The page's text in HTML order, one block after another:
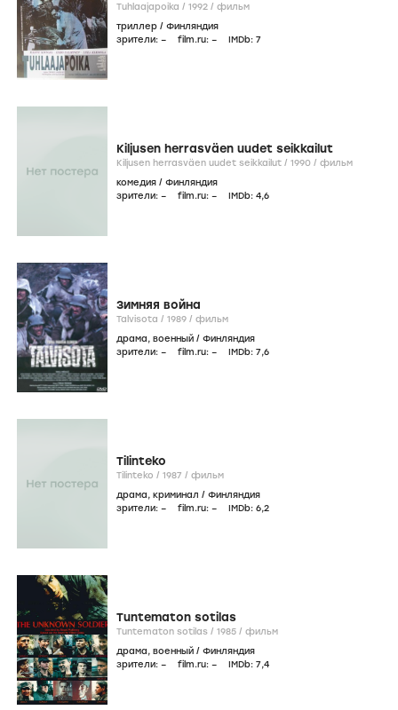
Tuhlaajapoika / 1992 / фильм
триллер / Финляндия
зрители: – film.ru: – IMDb: 7
Kiljusen herrasväen uudet seikkailut
Kiljusen herrasväen uudet seikkailut / 1990 / фильм
комедия / Финляндия
зрители: – film.ru: – IMDb: 4,6
Зимняя война
Talvisota / 1989 / фильм
драма, военный / Финляндия
зрители: – film.ru: – IMDb: 7,6
Tilinteko
Tilinteko / 1987 / фильм
драма, криминал / Финляндия
зрители: – film.ru: – IMDb: 6,2
Tuntematon sotilas
Tuntematon sotilas / 1985 / фильм
драма, военный / Финляндия
зрители: – film.ru: – IMDb: 7,4